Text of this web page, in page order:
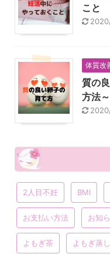
こと
体質改
質の
方法～
2人目不妊 BMI
お支払い方法 お知
よもぎ茶 よもぎ蒸し